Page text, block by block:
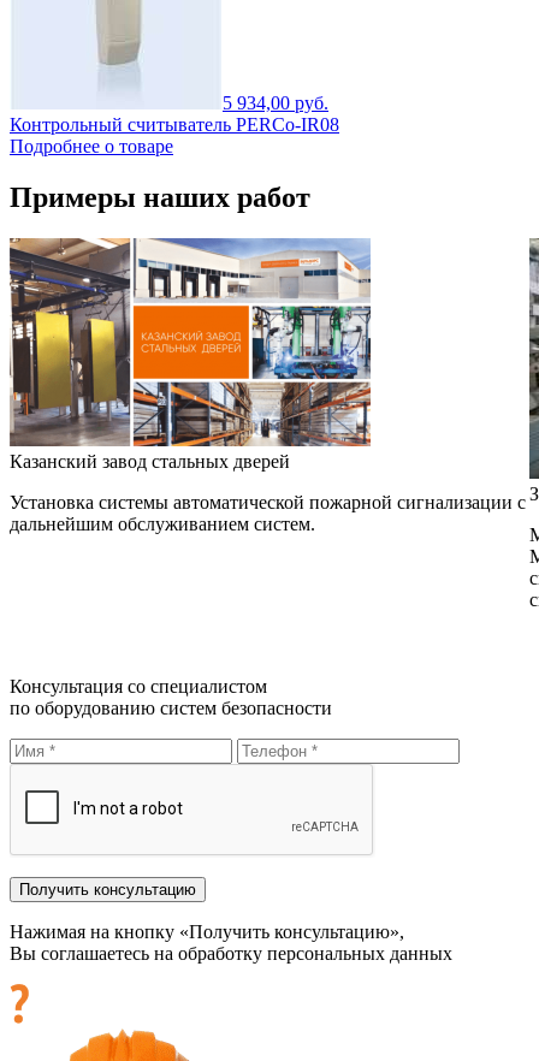
5 934,00 руб.
Контрольный считыватель PERCo-IR08
Подробнее о товаре
Примеры наших работ
Казанский завод стальных дверей
Установка системы автоматической пожарной сигнализации с
дальнейшим обслуживанием систем.
Консультация со специалистом
по оборудованию систем безопасности
Нажимая на кнопку «Получить консультацию»,
Вы соглашаетесь на обработку персональных данных